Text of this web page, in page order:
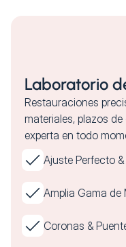
Laboratorio
Restauraciones
materiales, plazos
experta en todo
Ajuste Perfecto
Amplia Gama de
Coronas &